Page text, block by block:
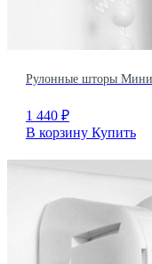
Рулонные шторы Мини
1 440 ₽
В корзину Купить